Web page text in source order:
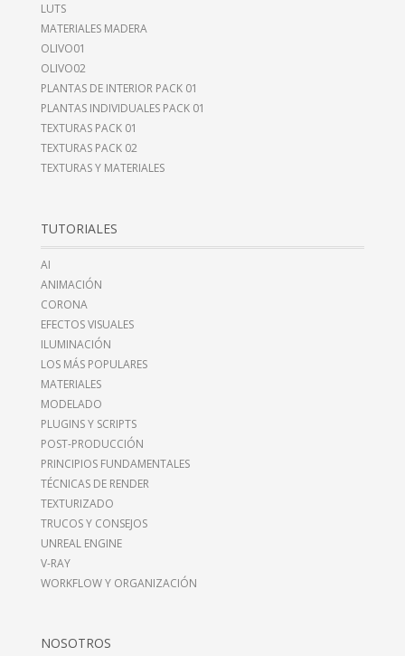
LUTS
MATERIALES MADERA
OLIVO01
OLIVO02
PLANTAS DE INTERIOR PACK 01
PLANTAS INDIVIDUALES PACK 01
TEXTURAS PACK 01
TEXTURAS PACK 02
TEXTURAS Y MATERIALES
TUTORIALES
AI
ANIMACIÓN
CORONA
EFECTOS VISUALES
ILUMINACIÓN
LOS MÁS POPULARES
MATERIALES
MODELADO
PLUGINS Y SCRIPTS
POST-PRODUCCIÓN
PRINCIPIOS FUNDAMENTALES
TÉCNICAS DE RENDER
TEXTURIZADO
TRUCOS Y CONSEJOS
UNREAL ENGINE
V-RAY
WORKFLOW Y ORGANIZACIÓN
NOSOTROS